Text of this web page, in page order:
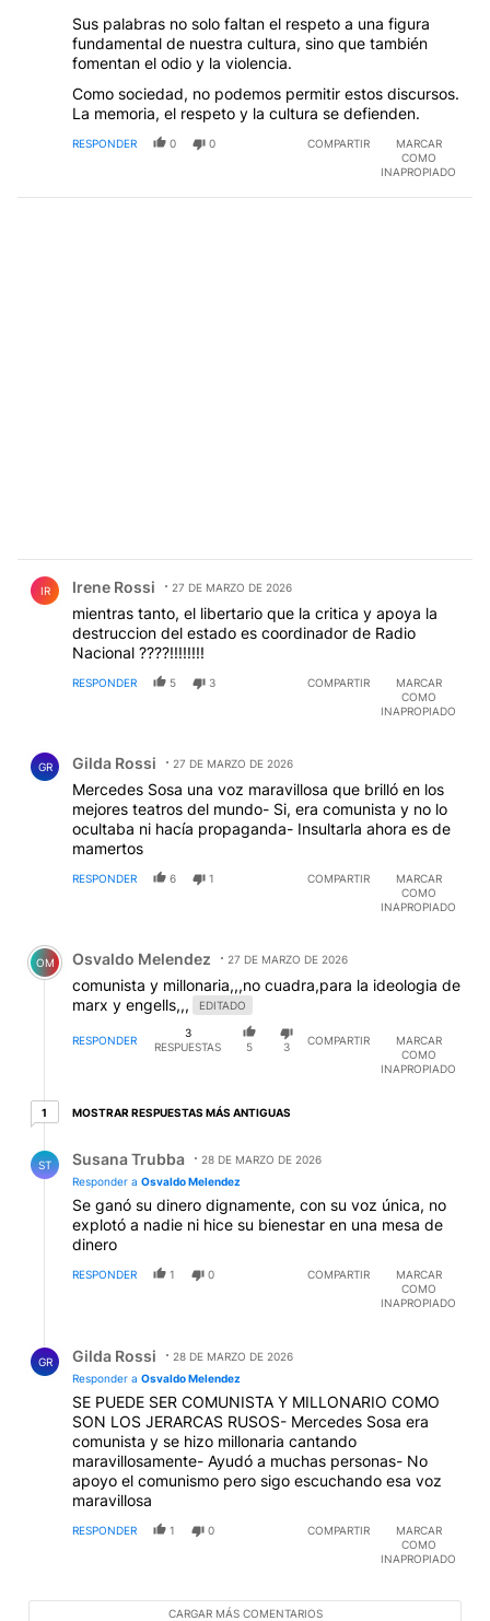
Sus palabras no solo faltan el respeto a una figura
fundamental de nuestra cultura, sino que también
fomentan el odio y la violencia.
Como sociedad, no podemos permitir estos discursos.
La memoria, el respeto y la cultura se defienden.
RESPONDER 0 0 COMPARTIR
MARCAR
COMO
INAPROPIADO
IR Irene Rossi 27 DE MARZO DE 2026
mientras tanto, el libertario que la critica y apoya la
destruccion del estado es coordinador de Radio
Nacional ????!!!!!!!!
RESPONDER 5 3 COMPARTIR
MARCAR
COMO
INAPROPIADO
GR Gilda Rossi 27 DE MARZO DE 2026
Mercedes Sosa una voz maravillosa que brilló en los
mejores teatros del mundo- Si, era comunista y no lo
ocultaba ni hacía propaganda- Insultarla ahora es de
mamertos
RESPONDER 6 1 COMPARTIR
MARCAR
COMO
INAPROPIADO
Comentario de Osvaldo Melendez.
OM Osvaldo Melendez 27 DE MARZO DE 2026
comunista y millonaria,,,no cuadra,para la ideologia de
marx y engells,,,
EDITADO
RESPONDER
3
RESPUESTAS
5 3
COMPARTIR
MARCAR
COMO
INAPROPIADO
11 respuesta más antiguas
MOSTRAR RESPUESTAS MÁS ANTIGUAS
ST Susana Trubba
28 DE MARZO DE 2026
Responder a Osvaldo Melendez
Se ganó su dinero dignamente, con su voz única, no
explotó a nadie ni hice su bienestar en una mesa de
dinero
RESPONDER 1 0 COMPARTIR
MARCAR
COMO
INAPROPIADO
GR Gilda Rossi
28 DE MARZO DE 2026
Responder a Osvaldo Melendez
SE PUEDE SER COMUNISTA Y MILLONARIO COMO
SON LOS JERARCAS RUSOS- Mercedes Sosa era
comunista y se hizo millonaria cantando
maravillosamente- Ayudó a muchas personas- No
apoyo el comunismo pero sigo escuchando esa voz
maravillosa
RESPONDER 1 0 COMPARTIR
MARCAR
COMO
INAPROPIADO
CARGAR MÁS COMENTARIOS